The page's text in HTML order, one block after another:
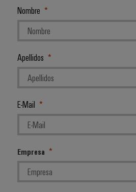
Nombre
Apellidos
E-Mail
Empresa